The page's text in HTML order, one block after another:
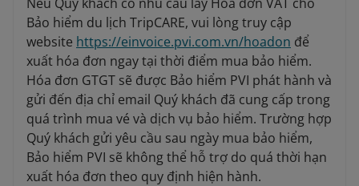
Bảo hiểm du lịch TripCARE, vui lòng truy cập
website https://einvoice.pvi.com.vn/hoadon để
xuất hóa đơn ngay tại thời điểm mua bảo hiểm.
Hóa đơn GTGT sẽ được Bảo hiểm PVI phát hành và
gửi đến địa chỉ email Quý khách đã cung cấp trong
quá trình mua vé và dịch vụ bảo hiểm. Trường hợp
Quý khách gửi yêu cầu sau ngày mua bảo hiểm,
Bảo hiểm PVI sẽ không thể hỗ trợ do quá thời hạn
xuất hóa đơn theo quy định hiện hành.